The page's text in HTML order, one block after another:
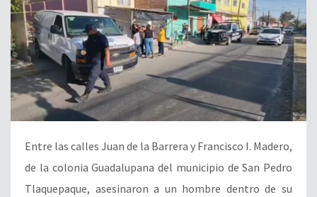
Entre las calles Juan de la Barrera y Francisco I. Madero,
de la colonia Guadalupana del municipio de San Pedro
Tlaquepaque, asesinaron a un hombre dentro de su